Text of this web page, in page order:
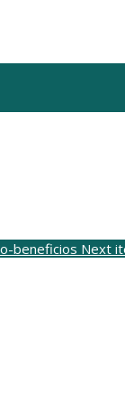
beneficios Next